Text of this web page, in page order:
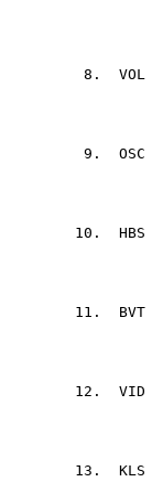
8. VOL
9. OSC
10. HBS
11. BVT
12. VID
13. KLS